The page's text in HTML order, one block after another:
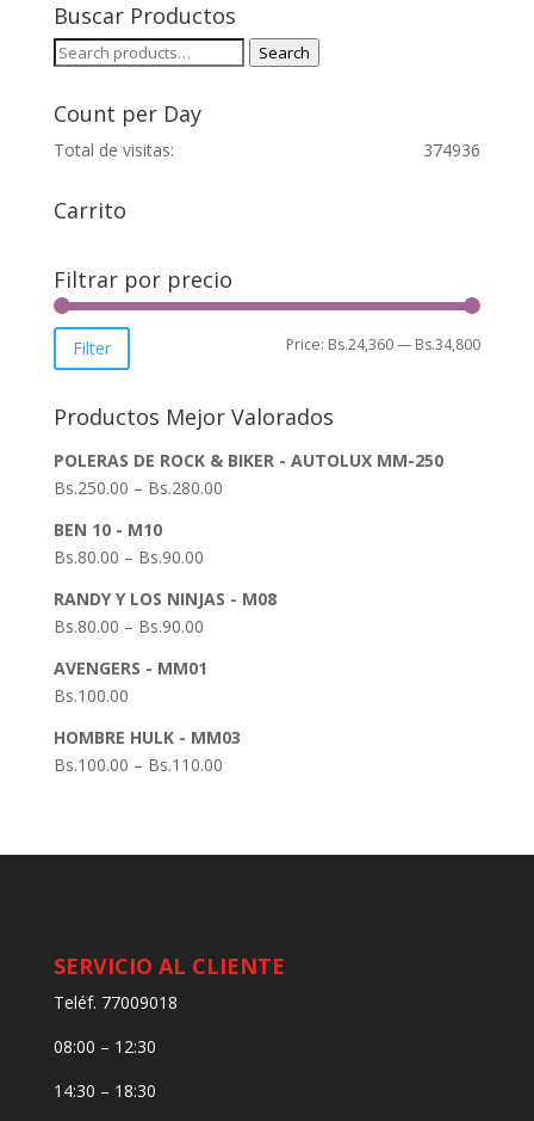
Buscar Productos
Search
Search
Count per Day
374936
Total de visitas:
Carrito
Filtrar por precio
Min
Max
Filter Price: Bs.24,360— Bs.34,800
Productos Mejor Valorados
POLERAS DE ROCK & BIKER - AUTOLUX MM-250
Bs.250.00 – Bs.280.00
BEN 10 - M10
Bs.80.00 – Bs.90.00
RANDY Y LOS NINJAS - M08
Bs.80.00 – Bs.90.00
AVENGERS - MM01
Bs.100.00
HOMBRE HULK - MM03
Bs.100.00 – Bs.110.00
SERVICIO AL CLIENTE
Teléf. 77009018
08:00 – 12:30
14:30 – 18:30